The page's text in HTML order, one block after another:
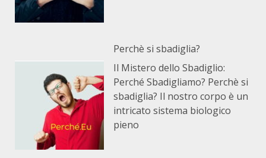
Perchè si sbadiglia?
Il Mistero dello Sbadiglio:
Perché Sbadigliamo? Perchè si
sbadiglia? Il nostro corpo è un
intricato sistema biologico
pieno